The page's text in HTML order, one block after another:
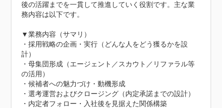
後の活躍までを一貫して推進していく役割です。主な業
務内容は以下です。
▼業務内容（サマリ）
・採用戦略の企画・実行（どんな人をどう獲るかを設
計）
・母集団形成（エージェント／スカウト／リファラル等
の活用）
・候補者への魅力づけ・動機形成
・選考運営およびクロージング（内定承諾までの設計）
・内定者フォロー・入社後を見据えた関係構築